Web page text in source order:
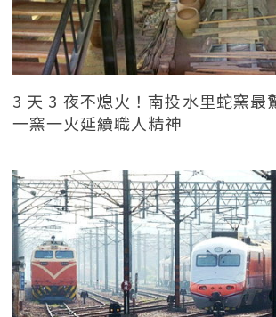
3 天 3 夜不熄火！南投水里蛇窯最
一窯一火延續職人精神